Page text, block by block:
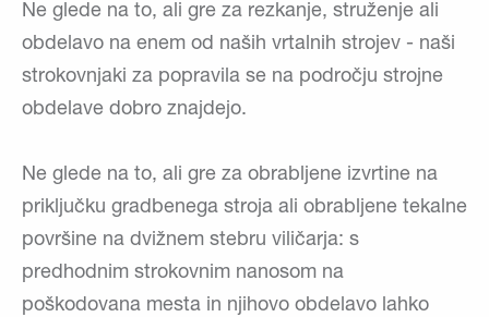
Ne glede na to, ali gre za rezkanje, struženje ali
obdelavo na enem od naših vrtalnih strojev - naši
strokovnjaki za popravila se na področju strojne
obdelave dobro znajdejo.
Ne glede na to, ali gre za obrabljene izvrtine na
priključku gradbenega stroja ali obrabljene tekalne
površine na dvižnem stebru viličarja: s
predhodnim strokovnim nanosom na
poškodovana mesta in njihovo obdelavo lahko